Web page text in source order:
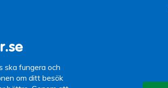
ska fungera och
om ditt besök